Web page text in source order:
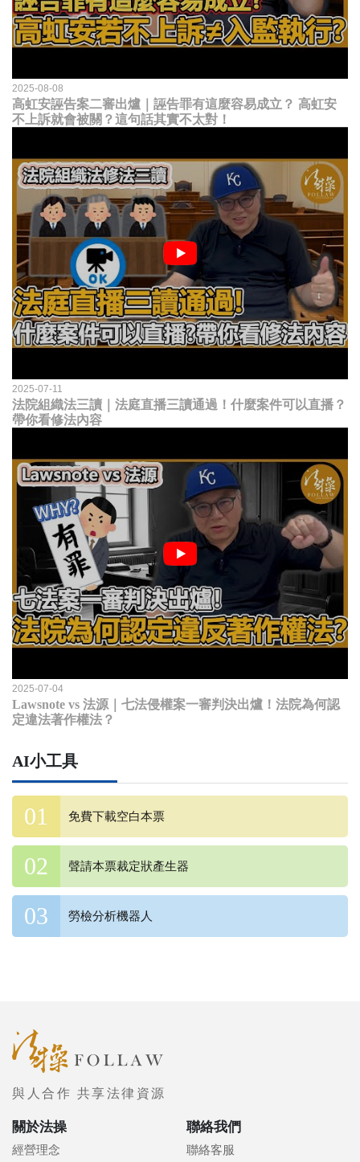
2025-08-08
高虹安誣告案二審出爐｜誣告罪有這麼容易成立？ 高虹安
不上訴就會被關？這句話其實不太對！
2025-07-11
法院組織法三讀｜法庭直播三讀通過！什麼案件可以直播？
帶你看修法內容
2025-07-04
Lawsnote vs 法源｜七法侵權案一審判決出爐！法院為何認
定違法著作權法？
AI小工具
免費下載空白本票
聲請本票裁定狀產生器
勞檢分析機器人
與人合作 共享法律資源
關於法操
經營理念
聯絡我們
聯絡客服